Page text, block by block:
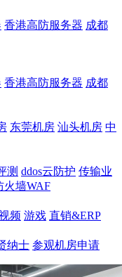
香港高防服务器 成都
香港高防服务器 成都
东莞机房 汕头机房 中
测 ddos云防护 传输业
火墙WAF
频 游戏 直销&ERP
纳士 参观机房申请